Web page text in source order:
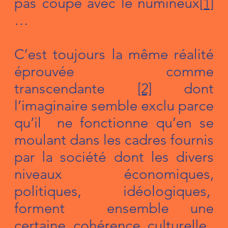
…
C’est toujours la même réalité
éprouvée comme
transcendante [2] dont
l’imaginaire semble exclu parce
qu’il ne fonctionne qu’en se
moulant dans les cadres fournis
par la société dont les divers
niveaux économiques,
politiques, idéologiques,
forment ensemble une